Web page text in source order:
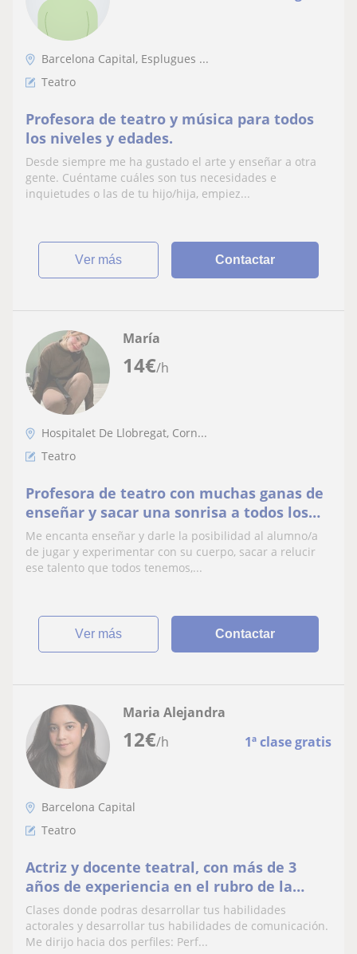
Barcelona Capital, Esplugues ...
Teatro
Profesora de teatro y música para todos
los niveles y edades.
Desde siempre me ha gustado el arte y enseñar a otra
gente. Cuéntame cuáles son tus necesidades e
inquietudes o las de tu hijo/hija, empiez...
ver más Contactar
14€/h
María
Hospitalet De Llobregat, Corn...
Teatro
Profesora de teatro con muchas ganas de
enseñar y sacar una sonrisa a todos los
alumnos y alumnas, la edad no es un
impedimento para jugar
Me encanta enseñar y darle la posibilidad al alumno/a
de jugar y experimentar con su cuerpo, sacar a relucir
ese talento que todos tenemos,...
ver más Contactar
12€/h 1ª clase gratis
Maria Alejandra
Barcelona Capital
Teatro
Actriz y docente teatral, con más de 3
años de experiencia en el rubro de la
docencia. Combino las herramientas del
teatro y la impro para desarrollar unas
clases entretenidas y tambien para el
Clases donde podras desarrollar tus habilidades
actorales y desarrollar tus habilidades de comunicación.
Me dirijo hacia dos perfiles: Perf...